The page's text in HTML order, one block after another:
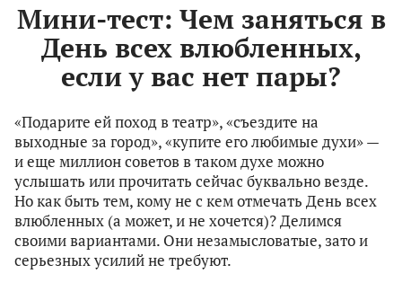
Мини-тест: Чем заняться в
День всех влюбленных,
если у вас нет пары?
«Подарите ей поход в театр», «cъездите на
выходные за город», «купите его любимые духи» —
и еще миллион советов в таком духе можно
услышать или прочитать сейчас буквально везде.
Но как быть тем, кому не с кем отмечать День всех
влюбленных (а может, и не хочется)? Делимся
своими вариантами. Они незамысловатые, зато и
серьезных усилий не требуют.